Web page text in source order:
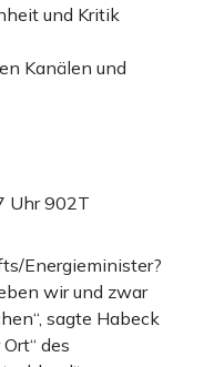
und Kritik
Kanälen und
Uhr902T
Energieminister?
wir und zwar
sagte Habeck
des